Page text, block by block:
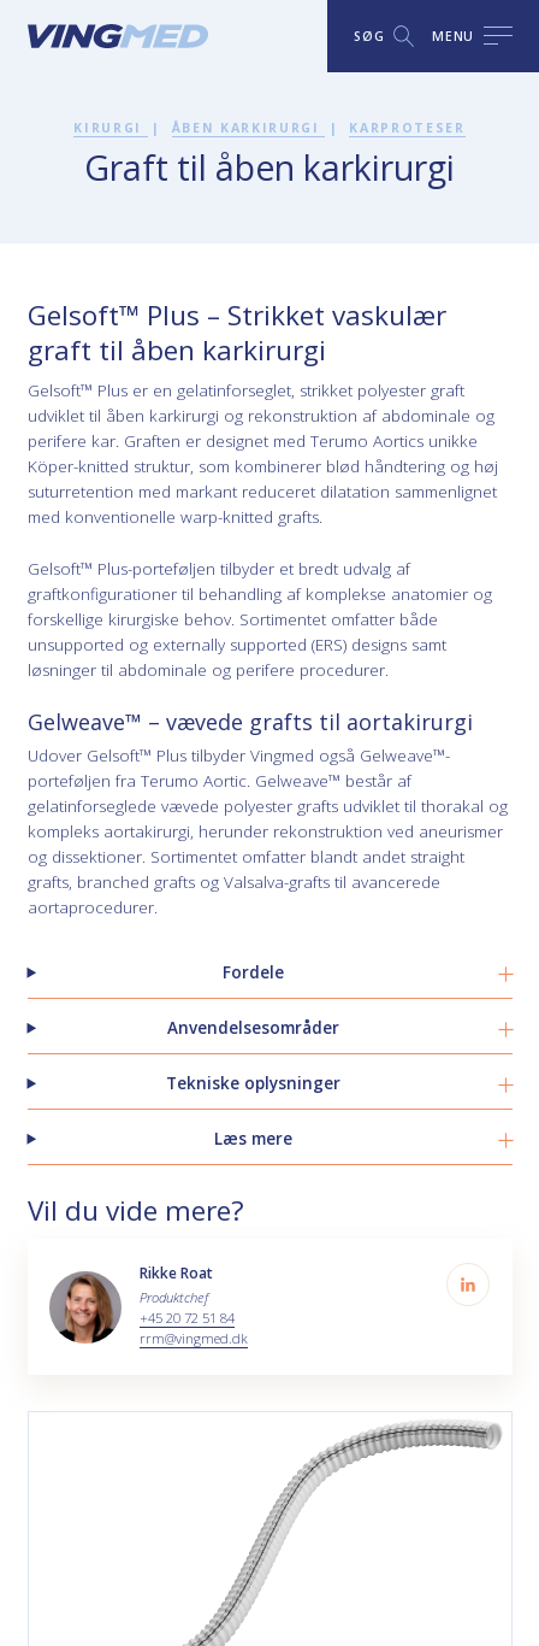
SØG MENU
KIRURGI | ÅBEN KARKIRURGI | KARPROTESER
Graft til åben karkirurgi
Gelsoft™ Plus – Strikket vaskulær
graft til åben karkirurgi
Gelsoft™ Plus er en gelatinforseglet, strikket polyester graft
udviklet til åben karkirurgi og rekonstruktion af abdominale og
perifere kar. Graften er designet med Terumo Aortics unikke
Köper-knitted struktur, som kombinerer blød håndtering og høj
suturretention med markant reduceret dilatation sammenlignet
med konventionelle warp-knitted grafts.
Gelsoft™ Plus-porteføljen tilbyder et bredt udvalg af
graftkonfigurationer til behandling af komplekse anatomier og
forskellige kirurgiske behov. Sortimentet omfatter både
unsupported og externally supported (ERS) designs samt
løsninger til abdominale og perifere procedurer.
Gelweave™ – vævede grafts til aortakirurgi
Udover Gelsoft™ Plus tilbyder Vingmed også Gelweave™-
porteføljen fra Terumo Aortic. Gelweave™ består af
gelatinforseglede vævede polyester grafts udviklet til thorakal og
kompleks aortakirurgi, herunder rekonstruktion ved aneurismer
og dissektioner. Sortimentet omfatter blandt andet straight
grafts, branched grafts og Valsalva-grafts til avancerede
aortaprocedurer.
Fordele
Anvendelsesområder
Tekniske oplysninger
Læs mere
Vil du vide mere?
Rikke Roat
Produktchef
+45 20 72 51 84
rrm@vingmed.dk